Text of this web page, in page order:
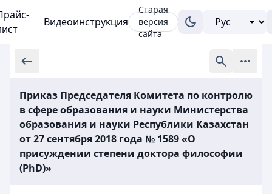
Видеоинструкция
Старая
версия
сайта
Приказ Председателя Комитета по контролю
в сфере образования и науки Министерства
образования и науки Республики Казахстан
от 27 сентября 2018 года № 1589 «О
присуждении степени доктора философии
(PhD)»